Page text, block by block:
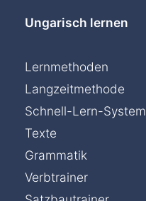
Ungarisch lernen
Lernmethoden
Langzeitmethode
Schnell-Lern-System
Texte
Grammatik
Verbtrainer